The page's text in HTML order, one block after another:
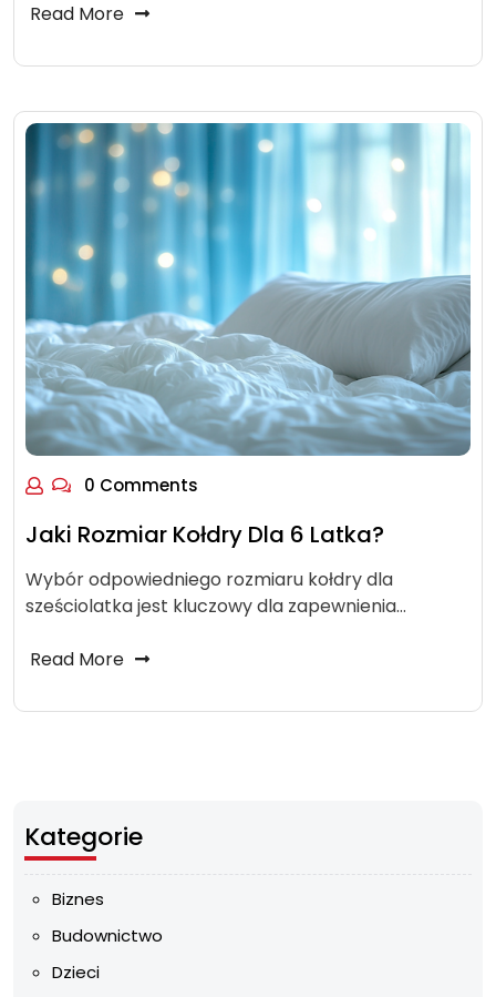
Read More
0 Comments
Jaki Rozmiar Kołdry Dla 6 Latka?
Wybór odpowiedniego rozmiaru kołdry dla
sześciolatka jest kluczowy dla zapewnienia…
Read More
Kategorie
Biznes
Budownictwo
Dzieci